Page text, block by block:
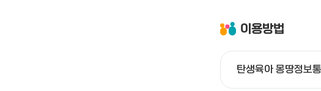
이용방법
탄생육아 몽땅정보